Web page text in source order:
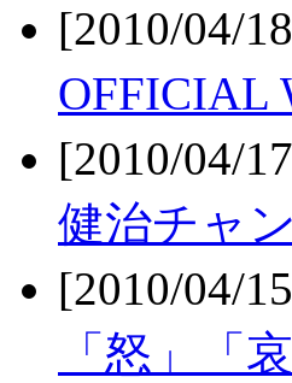
[2010/04/
OFFICIAL
[2010/04/
健治チャ
[2010/04/
「怒」「